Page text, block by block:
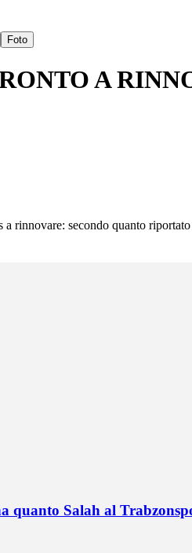
Foto
A
rinnovare: secondo quanto riportato
quanto Salah al